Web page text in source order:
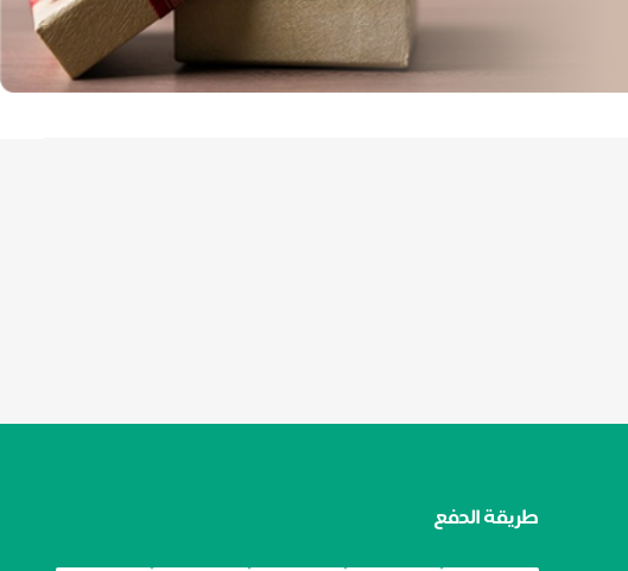
طريقة الدفع